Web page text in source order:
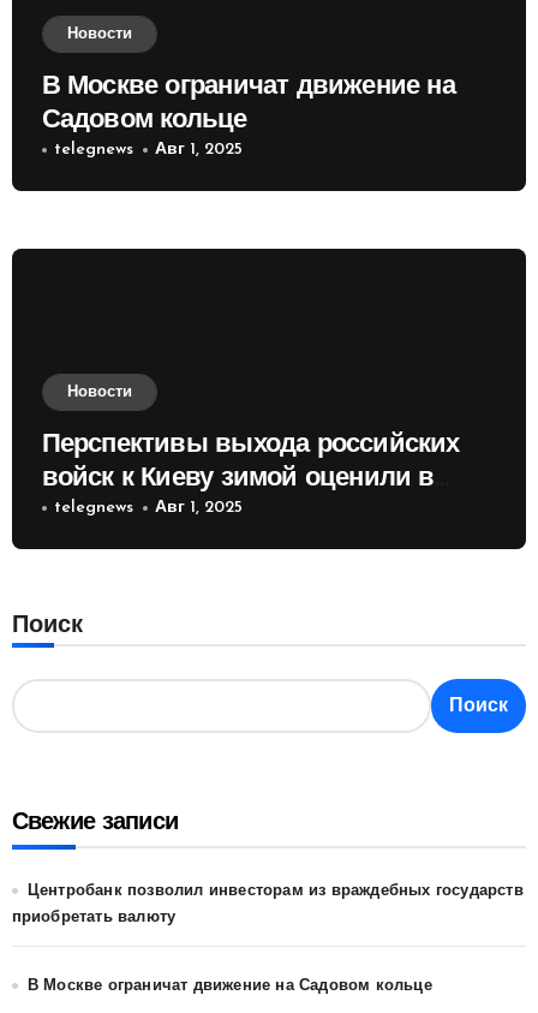
Новости
В Москве ограничат движение на
Садовом кольце
telegnews Авг 1, 2025
Новости
Перспективы выхода российских
войск к Киеву зимой оценили в
России
telegnews Авг 1, 2025
Поиск
Поиск
Свежие записи
Центробанк позволил инвесторам из враждебных государств
приобретать валюту
В Москве ограничат движение на Садовом кольце